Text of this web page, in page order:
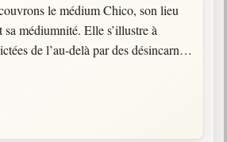
le médium Chico, son lieu
médiumnité. Elle s’illustre à
de l’au-delà par des désincarnés
On évoque…